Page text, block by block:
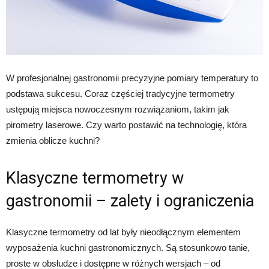
W profesjonalnej gastronomii precyzyjne pomiary temperatury to
podstawa sukcesu. Coraz częściej tradycyjne termometry
ustępują miejsca nowoczesnym rozwiązaniom, takim jak
pirometry laserowe. Czy warto postawić na technologię, która
zmienia oblicze kuchni?
Klasyczne termometry w
gastronomii – zalety i ograniczenia
Klasyczne termometry od lat były nieodłącznym elementem
wyposażenia kuchni gastronomicznych. Są stosunkowo tanie,
proste w obsłudze i dostępne w różnych wersjach – od